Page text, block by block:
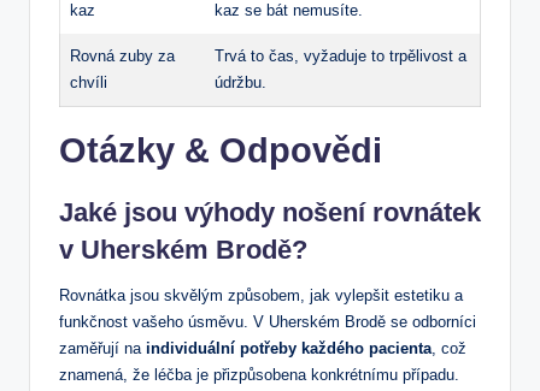
kaz
kaz se bát nemusíte.
Rovná zuby za
chvíli
Trvá to čas, vyžaduje to trpělivost a
údržbu.
Otázky & Odpovědi
Jaké jsou výhody nošení rovnátek
v Uherském Brodě?
Rovnátka jsou skvělým způsobem, jak vylepšit estetiku a
funkčnost vašeho úsměvu. V Uherském Brodě se odborníci
zaměřují na individuální potřeby každého pacienta, což
znamená, že léčba je přizpůsobena konkrétnímu případu.